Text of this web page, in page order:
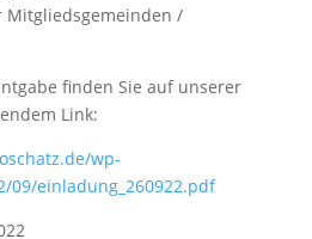
Mitgliedsgemeinden /
finden Sie auf unserer
Link:
wp-
09/einladung_260922.pdf